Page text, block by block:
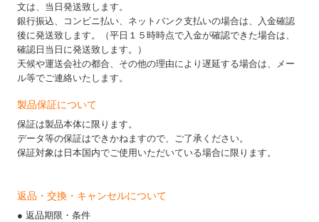
文は、当日発送致します。
銀行振込、コンビニ払い、ネットバンク支払いの場合は、入金確認
後に発送致します。（平日１５時時点で入金が確認できた場合は、
確認日当日に発送致します。）
天候や運送会社の都合、その他の理由により遅延する場合は、メー
ル等でご連絡いたします。
製品保証について
保証は製品本体に限ります。
データ等の保証はできかねますので、ご了承ください。
保証対象は日本国内でご使用いただいている場合に限ります。
返品・交換・キャンセルについて
● 返品期限・条件